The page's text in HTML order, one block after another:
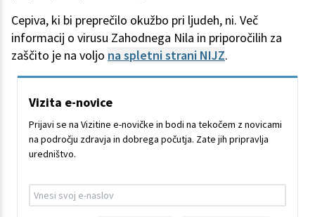
Cepiva, ki bi preprečilo okužbo pri ljudeh, ni. Več
informacij o virusu Zahodnega Nila in priporočilih za
zaščito je na voljo na spletni strani NIJZ.
Vizita e-novice
Prijavi se na Vizitine e-novičke in bodi na tekočem z novicami
na področju zdravja in dobrega počutja. Zate jih pripravlja
uredništvo.